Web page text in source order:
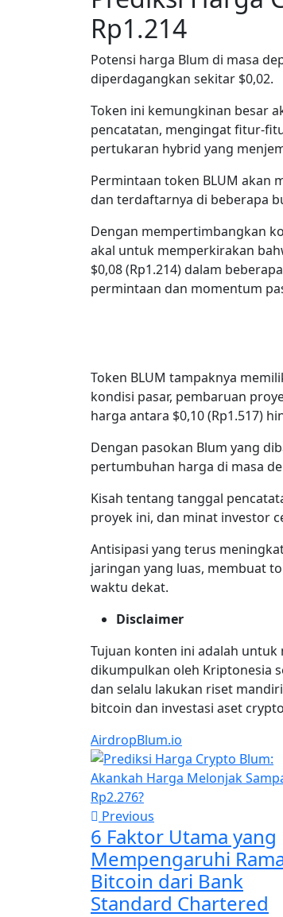
Rp1.214
Potensi harga Blum di masa
diperdagangkan sekitar $0,02.
Token ini kemungkinan besar
pencatatan, mengingat fitur-
pertukaran hybrid yang
Permintaan token BLUM akan
dan terdaftarnya di beberapa
Dengan mempertimbangkan
akal untuk memperkirakan
$0,08 (Rp1.214) dalam
permintaan dan momentum
Token BLUM tampaknya
kondisi pasar, pembaruan
harga antara $0,10 (Rp1.517)
Dengan pasokan Blum yang
pertumbuhan harga di masa
Kisah tentang tanggal
proyek ini, dan minat investor
Antisipasi yang terus
jaringan yang luas, membuat
waktu dekat.
Disclaimer
Tujuan konten ini adalah
dikumpulkan oleh Kriptonesia
dan selalu lakukan riset
bitcoin dan investasi aset
AirdropBlum.io
Previous
6 Faktor Utama yang
Mempengaruhi
Bitcoin dari Bank
Standard Chartered